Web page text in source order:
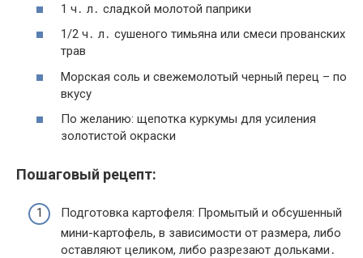
1 ч․ л․ сладкой молотой паприки
1/2 ч․ л․ сушеного тимьяна или смеси прованских
трав
Морская соль и свежемолотый черный перец – по
вкусу
По желанию: щепотка куркумы для усиления
золотистой окраски
Пошаговый рецепт:
Подготовка картофеля: Промытый и обсушенный
мини-картофель, в зависимости от размера, либо
оставляют целиком, либо разрезают дольками․